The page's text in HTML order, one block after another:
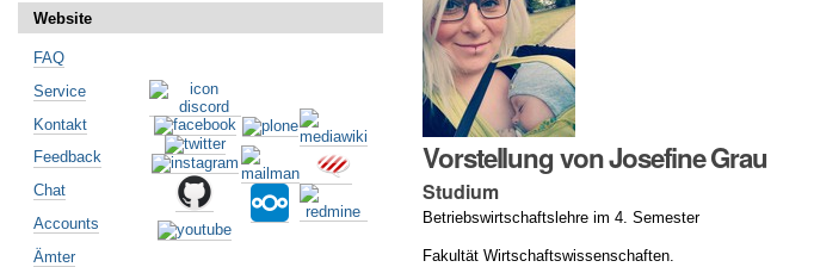
Vorstellung von Josefine Grau
Studium
Betriebswirtschaftslehre im 4. Semester
Fakultät Wirtschaftswissenschaften.
Website
FAQ
Service
Kontakt
Feedback
Chat
Accounts
Ämter